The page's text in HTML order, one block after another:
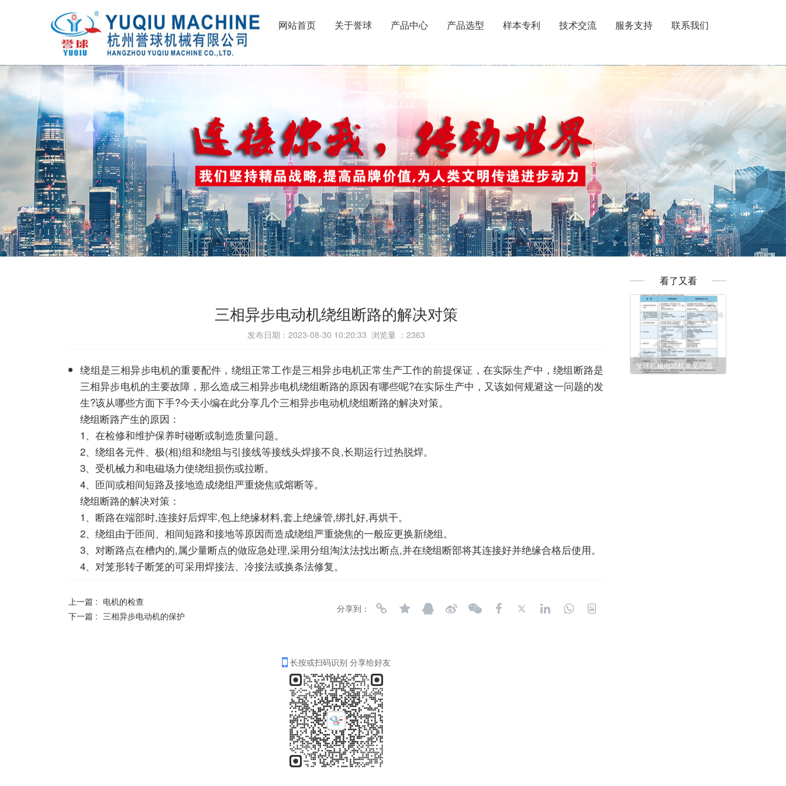
网站首页 关于誉球 产品中心 产品选型 样本专利 技术交流 服务支持 联系我们
三相异步电动机绕组断路的解决对策
发布日期：2023-08-30 10:20:33 浏览量 ： 2363
绕组是三相异步电机的重要配件，绕组正常工作是三相异步电机正常生产工作的前提保证，在实际生产中，绕组断路是
三相异步电机的主要故障，那么造成三相异步电机绕组断路的原因有哪些呢?在实际生产中，又该如何规避这一问题的发
生?该从哪些方面下手?今天小编在此分享几个三相异步电动机绕组断路的解决对策。
绕组断路产生的原因：
1、在检修和维护保养时碰断或制造质量问题。
2、绕组各元件、极(相)组和绕组与引接线等接线头焊接不良,长期运行过热脱焊。
3、受机械力和电磁场力使绕组损伤或拉断。
4、匝间或相间短路及接地造成绕组严重烧焦或熔断等。
绕组断路的解决对策：
1、断路在端部时,连接好后焊牢,包上绝缘材料,套上绝缘管,绑扎好,再烘干。
2、绕组由于匝间、相间短路和接地等原因而造成绕组严重烧焦的一般应更换新绕组。
3、对断路点在槽内的,属少量断点的做应急处理,采用分组淘汰法找出断点,并在绕组断部将其连接好并绝缘合格后使用。
4、对笼形转子断笼的可采用焊接法、冷接法或换条法修复。
上一篇 : 电机的检查
下一篇 : 三相异步电动机的保护
分享到：
长按或扫码识别 分享给好友
看了又看
誉球机械电动机常见问题